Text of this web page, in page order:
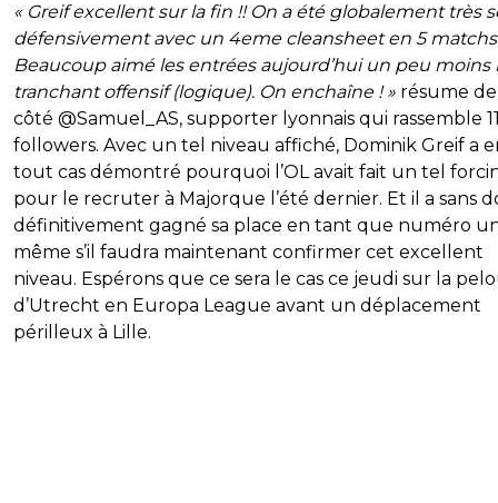
« Greif excellent sur la fin !! On a été globalement très
défensivement avec un 4eme cleansheet en 5
Beaucoup aimé les entrées aujourd’hui un peu moins
tranchant offensif (logique). On enchaîne ! » résume
côté @Samuel_AS, supporter lyonnais qui rassemble
followers. Avec un tel niveau affiché, Dominik Greif a
tout cas démontré pourquoi l’OL avait fait un tel
pour le recruter à Majorque l’été dernier. Et il a sans
définitivement gagné sa place en tant que numéro
même s’il faudra maintenant confirmer cet excellent
niveau. Espérons que ce sera le cas ce jeudi sur la
d’Utrecht en Europa League avant un déplacement
périlleux à Lille.